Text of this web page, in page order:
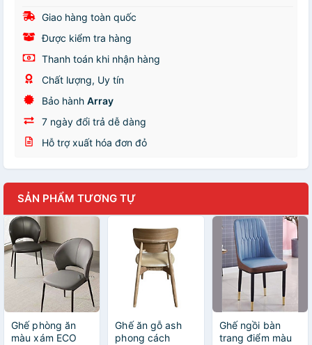
Giao hàng toàn quốc
Được kiểm tra hàng
Thanh toán khi nhận hàng
Chất lượng, Uy tín
Bảo hành Array
7 ngày đổi trả dễ dàng
Hỗ trợ xuất hóa đơn đỏ
SẢN PHẨM TƯƠNG TỰ
Ghế phòng ăn
màu xám ECO
Ghế ăn gỗ ash
phong cách
Ghế ngồi bàn
trang điểm màu